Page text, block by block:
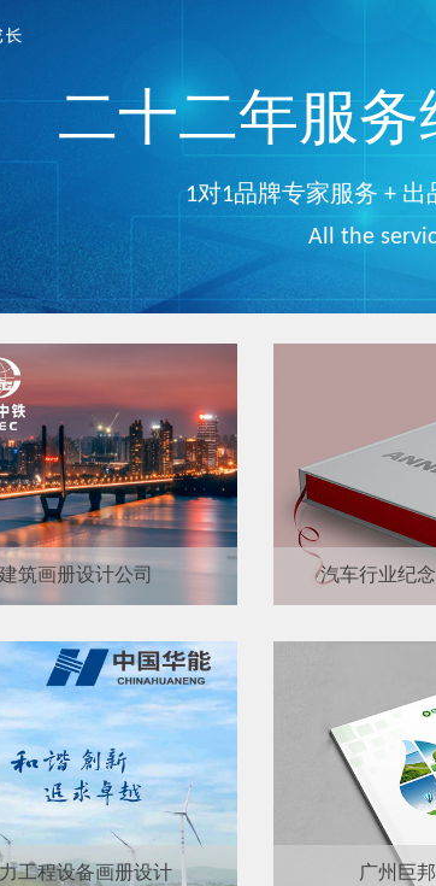
二十二年服务
1对1品牌专家服务 + 出
All the
筑画册设计公司 汽车行业纪
工程设备画册设计 广州巨